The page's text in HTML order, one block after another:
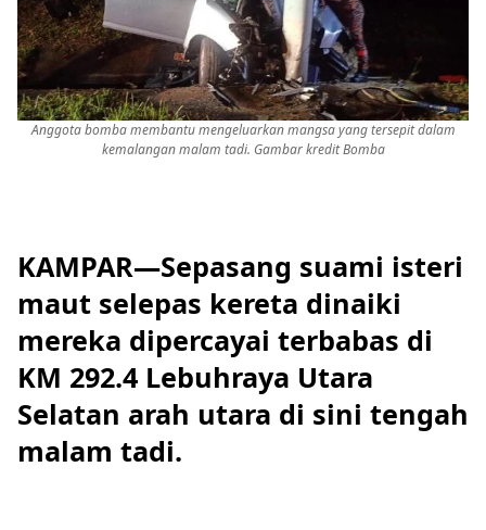
Anggota bomba membantu mengeluarkan mangsa yang tersepit dalam
kemalangan malam tadi. Gambar kredit Bomba
KAMPAR—Sepasang suami isteri
maut selepas kereta dinaiki
mereka dipercayai terbabas di
KM 292.4 Lebuhraya Utara
Selatan arah utara di sini tengah
malam tadi.